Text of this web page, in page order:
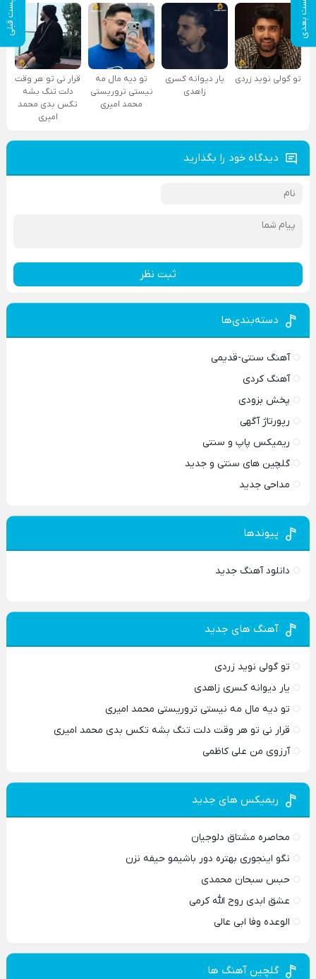
پست بعدی پست قبلی
تو گولی نوید زردی
یار دیوانه کسری
زاهدی
تو دیه مال مه
نیستی تروریستی
محمد امیری
قرار نی تو هر وقت
دلت تنگ بشه
تکس بدی محمد
امیری
دیدگاه خود را بگذارید
ثبت نظر
دسته‌بندی‌ها
آهنگ سنتی-قدیمی
آهنگ کردی
پخش بزودی
رپورتاژ آگهی
ریمیکس پاپ و سنتی
گلچین های سنتی و جدید
مداحی جدید
پیوندها
دانلود آهنگ جدید
آهنگ های جدید
تو گولی نوید زردی
یار دیوانه کسری زاهدی
تو دیه مال مه نیستی تروریستی محمد امیری
قرار نی تو هر وقت دلت تنگ بشه تکس بدی محمد امیری
آرزوی من علی کاظمی
ریمیکس های جدید
محاصره مشتاق دلوجیان
نگو اینجوری بهتره دور باشیمو حیفه نزن
حبس سبحان محمدی
عشق ابدی روح الله کرمی
الوعده وفا ابی عالی
گلچین آهنگ ها